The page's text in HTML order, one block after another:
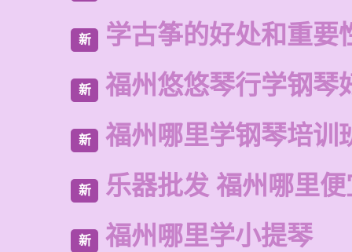
新 学古筝的好处和重要
新 福州悠悠琴行学钢琴
新 福州哪里学钢琴培训
新 乐器批发 福州哪里便
新 福州哪里学小提琴